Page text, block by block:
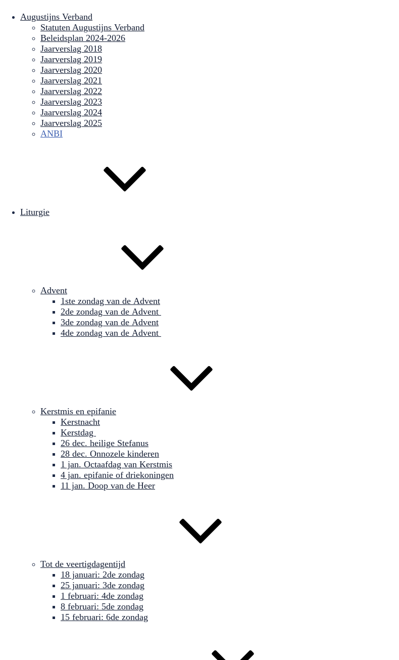
Augustijns Verband
Statuten Augustijns Verband
Beleidsplan 2024-2026
Jaarverslag 2018
Jaarverslag 2019
Jaarverslag 2020
Jaarverslag 2021
Jaarverslag 2022
Jaarverslag 2023
Jaarverslag 2024
Jaarverslag 2025
ANBI
Liturgie
Advent
1ste zondag van de Advent
2de zondag van de Advent
3de zondag van de Advent
4de zondag van de Advent
Kerstmis en epifanie
Kerstnacht
Kerstdag
26 dec. heilige Stefanus
28 dec. Onnozele kinderen
1 jan. Octaafdag van Kerstmis
4 jan. epifanie of driekoningen
11 jan. Doop van de Heer
Tot de veertigdagentijd
18 januari: 2de zondag
25 januari: 3de zondag
1 februari: 4de zondag
8 februari: 5de zondag
15 februari: 6de zondag